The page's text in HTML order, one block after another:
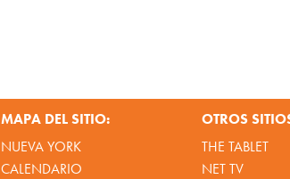
MAPA DEL SITIO:
NUEVA YORK
CALENDARIO
OTROS
THE TABLET
NET TV